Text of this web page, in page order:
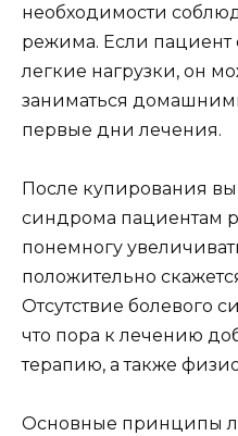
необходимости
режима. Если пациент
легкие нагрузки, он
заниматься
первые дни лечения.
После купирования
синдрома пациентам
понемногу
положительно
Отсутствие болевого
что пора к лечению
терапию, а также
Основные принципы